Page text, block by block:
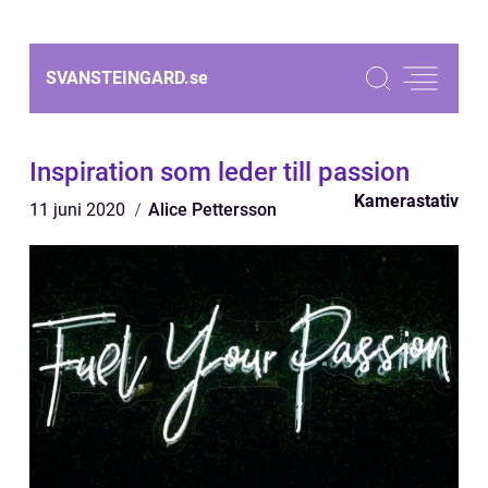
SVANSTEINGARD.se
Inspiration som leder till passion
11 juni 2020 Alice Pettersson Kamerastativ